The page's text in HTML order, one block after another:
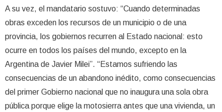
A su vez, el mandatario sostuvo: “Cuando determinadas
obras exceden los recursos de un municipio o de una
provincia, los gobiernos recurren al Estado nacional: esto
ocurre en todos los países del mundo, excepto en la
Argentina de Javier Milei”. “Estamos sufriendo las
consecuencias de un abandono inédito, como consecuencias
del primer Gobierno nacional que no inaugura una sola obra
pública porque elige la motosierra antes que una vivienda, un